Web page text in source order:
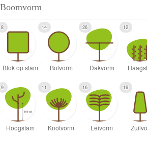
Boomvorm
8 14 26 12
9 11 16 16